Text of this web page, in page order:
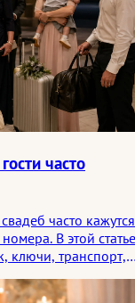
плане — опыт,
подходит
часто
часто кажутся
В этой статье
ключи, транспорт,